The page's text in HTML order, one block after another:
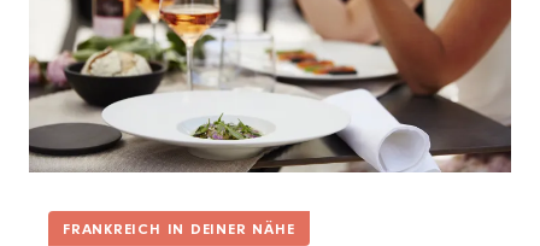
FRANKREICH IN DEINER NÄHE